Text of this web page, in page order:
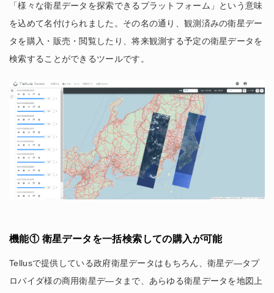
「様々な衛星データを探索できるプラットフォーム」という意味
を込めて名付けられました。その名の通り、観測済みの衛星デー
タを購入・販売・閲覧したり、将来観測する予定の衛星データを
検索することができるツールです。
機能① 衛星データを一括検索しての購入が可能
Tellusで提供している政府衛星データはもちろん、衛星デ―タプ
ロバイダ様の商用衛星デ―タまで、あらゆる衛星データを地図上